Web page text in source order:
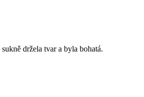
držela tvar a byla bohatá.